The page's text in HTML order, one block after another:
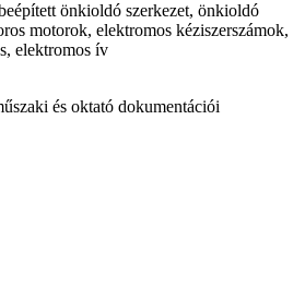
önkioldó szerkezet, önkioldó
motorok, elektromos kéziszerszámok,
elektromos ív
és oktató dokumentációi